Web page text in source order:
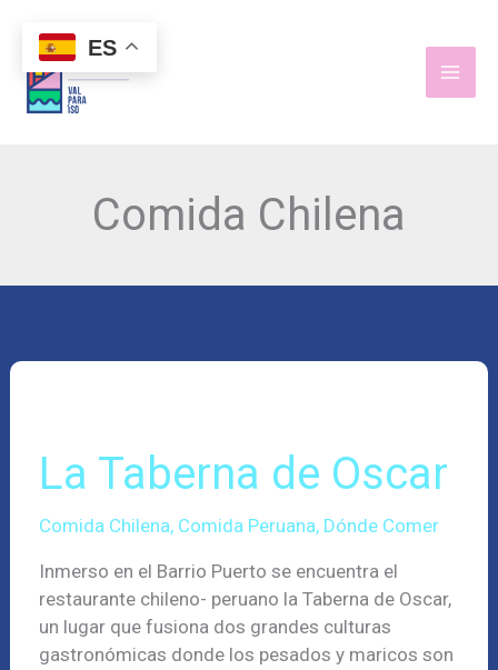
contenido
Comida Chilena
La Taberna de Oscar
Comida Chilena, Comida Peruana, Dónde Comer
Inmerso en el Barrio Puerto se encuentra el
restaurante chileno- peruano la Taberna de Oscar,
un lugar que fusiona dos grandes culturas
gastronómicas donde los pesados y maricos son
Oscar
ES